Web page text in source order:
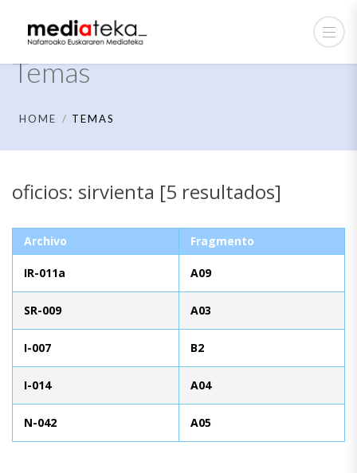
Temas
HOME TEMAS
oficios: sirvienta [5 resultados]
Archivo Fragmento
IR-011a A09
SR-009 A03
I-007 B2
I-014 A04
N-042 A05